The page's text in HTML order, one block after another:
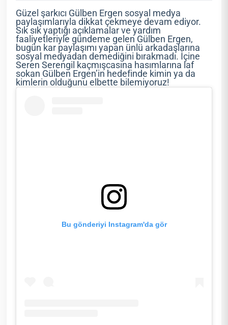
Güzel şarkıcı Gülben Ergen sosyal medya
paylaşımlarıyla dikkat çekmeye devam ediyor.
Sık sık yaptığı açıklamalar ve yardım
faaliyetleriyle gündeme gelen Gülben Ergen,
bugün kar paylaşımı yapan ünlü arkadaşlarına
sosyal medyadan demediğini bırakmadı. İçine
Seren Serengil kaçmışcasına hasımlarına laf
sokan Gülben Ergen’in hedefinde kimin ya da
kimlerin olduğunu elbette bilemiyoruz!
Bu gönderiyi Instagram'da gör